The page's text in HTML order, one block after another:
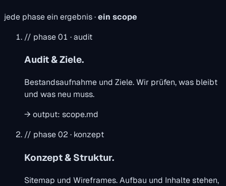
jede phase ein ergebnis ·ein scope
// phase 01 · audit
Audit & Ziele.
Bestandsaufnahme und Ziele. Wir prüfen, was bleibt
und was neu muss.
→ output: scope.md
// phase 02 · konzept
Konzept & Struktur.
Sitemap und Wireframes. Aufbau und Inhalte stehen,